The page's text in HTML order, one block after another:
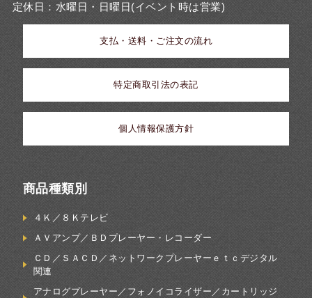
定休日：水曜日・日曜日(イベント時は営業)
支払・送料・ご注文の流れ
特定商取引法の表記
個人情報保護方針
商品種類別
４Ｋ／８Ｋテレビ
ＡＶアンプ／ＢＤプレーヤー・レコーダー
ＣＤ／ＳＡＣＤ／ネットワークプレーヤーｅｔｃデジタル
関連
アナログプレーヤー／フォノイコライザー／カートリッジ